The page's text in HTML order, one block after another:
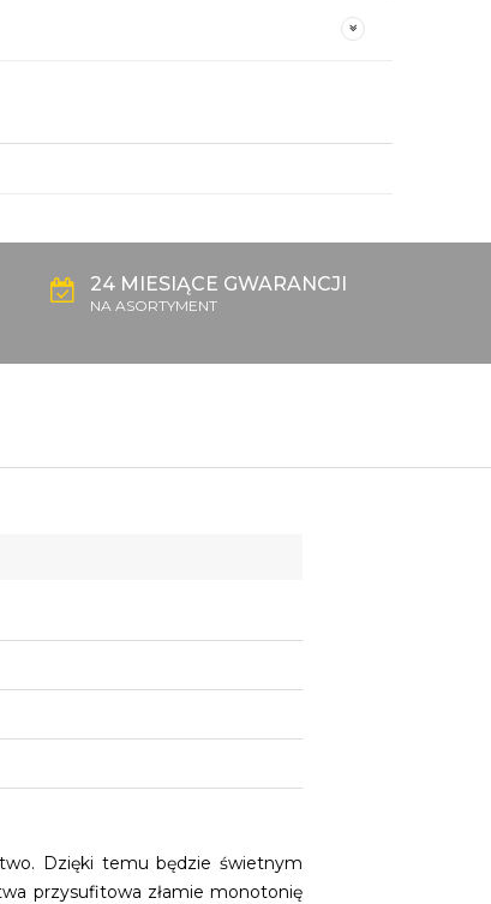
24 MIESIĄCE GWARANCJI
NA ASORTYMENT
Dzięki temu będzie świetnym
przysufitowa złamie monotonię